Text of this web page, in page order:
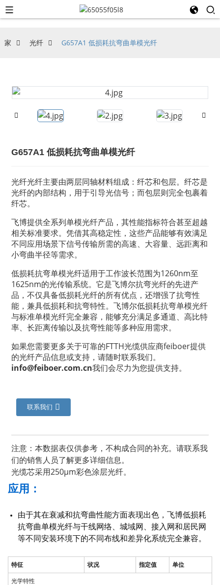
家 光纤 G657A1 低损耗抗弯曲单模光纤
G657A1 低损耗抗弯曲单模光纤
光纤光纤主要由两层同轴材料组成：纤芯和包层。纤芯是
光纤的内部结构，用于引导光信号；而包层则完​​全包裹着
纤芯。
飞博提供全系列单模光纤产品，其性能指标符合甚至超越
相关标准要求。凭借其高稳定性，这些产品能够有效满足
不同应用场景下信号传输所需的高速、大容量、远距离和
小弯曲半径等需求。
低损耗抗弯单模光纤适用于工作波长范围为1260nm至
1625nm的光传输系统。它是飞博尔抗弯光纤的先进产
品，不仅具备低损耗光纤的所有优点，还增强了抗弯性
能，兼具低损耗和抗弯特性。飞博尔低损耗抗弯单模光纤
与标准单模光纤完全兼容，能够充分满足多通道、高比特
率、长距离传输以及抗弯性能等多种应用需求。
如果您需要更多关于可靠的FTTH光缆供应商feiboer提供
的光纤产品信息或支持，请随时联系我们。
info@feiboer.com.cn我们会尽力为您提供支持。
联系我们
注意：本数据表仅供参考，不构成合同的补充。请联系我
们的销售人员了解更多详细信息。
光缆芯采用250μm彩色涂层光纤。
应用：
由于其在衰减和抗弯曲性能方面表现出色，飞博低损耗
抗弯曲单模光纤与干线网络、城域网、接入网和居民网
等不同安装环境下的不同布线和差异化系统完全兼容。
特征 状况 指定值 单位
光学特性